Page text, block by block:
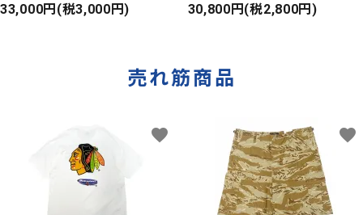
DAMAGE DENIM PANTS
33,000円(税3,000円)
WAIST BAG
30,800円(税2,800円)
売れ筋商品
favorite favorite